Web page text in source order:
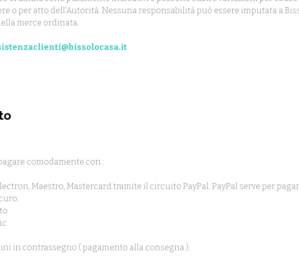
o per atto dell'Autorità. Nessuna responsabilità può essere imputata a
merce ordinata.
comodamente con :
Maestro, Mastercard tramite il circuito PayPal. PayPal serve per
in contrassegno ( pagamento alla consegna ).